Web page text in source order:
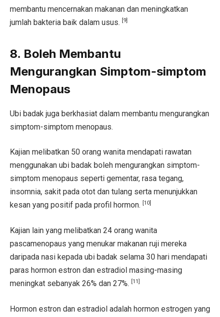
membantu mencernakan makanan dan meningkatkan
jumlah bakteria baik dalam usus.
[9]
8. Boleh Membantu
Mengurangkan Simptom-simptom
Menopaus
Ubi badak juga berkhasiat dalam membantu mengurangkan
simptom-simptom menopaus.
Kajian melibatkan 50 orang wanita mendapati rawatan
menggunakan ubi badak boleh mengurangkan simptom-
simptom menopaus seperti gementar, rasa tegang,
insomnia, sakit pada otot dan tulang serta menunjukkan
kesan yang positif pada profil hormon.
[10]
Kajian lain yang melibatkan 24 orang wanita
pascamenopaus yang menukar makanan ruji mereka
daripada nasi kepada ubi badak selama 30 hari mendapati
paras hormon estron dan estradiol masing-masing
meningkat sebanyak 26% dan 27%.
[11]
Hormon estron dan estradiol adalah hormon estrogen yang